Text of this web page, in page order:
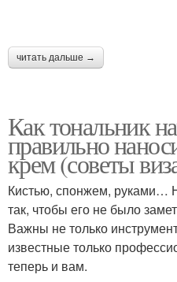
читать дальше →
Как тональник
правильно
крем (советы
Кистью, спонжем, руками…
так, чтобы его не было
Важны не только
известные только
теперь и вам.